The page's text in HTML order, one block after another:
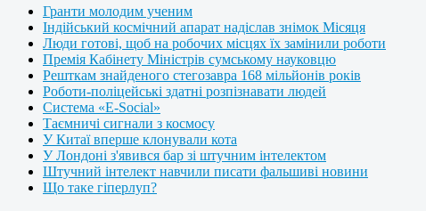
Гранти молодим ученим
Індійський космічний апарат надіслав знімок Місяця
Люди готові, щоб на робочих місцях їх замінили роботи
Премія Кабінету Міністрів сумському науковцю
Решткам знайденого стегозавра 168 мільйонів років
Роботи-поліцейські здатні розпізнавати людей
Система «E-Social»
Таємничі сигнали з космосу
У Китаї вперше клонували кота
У Лондоні з'явився бар зі штучним інтелектом
Штучний інтелект навчили писати фальшиві новини
Що таке гіперлуп?